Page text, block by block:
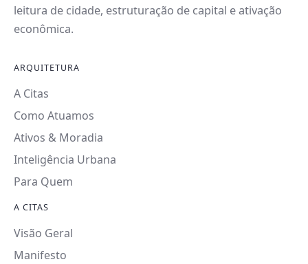
leitura de cidade, estruturação de capital e ativação
econômica.
ARQUITETURA
A Citas
Como Atuamos
Ativos & Moradia
Inteligência Urbana
Para Quem
A CITAS
Visão Geral
Manifesto